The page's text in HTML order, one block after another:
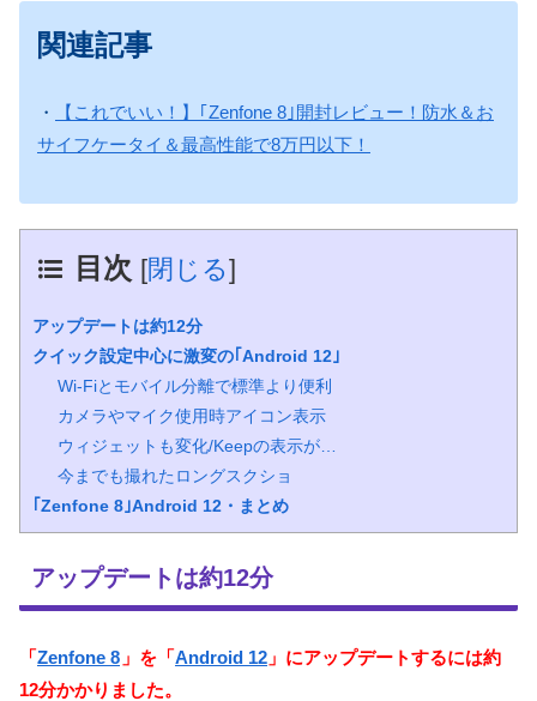
関連記事
・
【これでいい！】｢Zenfone 8｣開封レビュー！防水＆お
サイフケータイ＆最高性能で8万円以下！
目次 [閉じる]
アップデートは約12分
クイック設定中心に激変の｢Android 12｣
Wi-Fiとモバイル分離で標準より便利
カメラやマイク使用時アイコン表示
ウィジェットも変化/Keepの表示が…
今までも撮れたロングスクショ
｢Zenfone 8｣Android 12・まとめ
アップデートは約12分
「Zenfone 8 」を「Android 12 」にアップデートするには約
12分かかりました。